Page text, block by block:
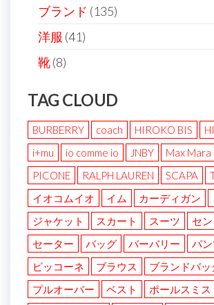
ブランド (135)
洋服 (41)
靴(8)
TAG CLOUD
BURBERRY coach HIROKO BIS
i+mu
io comme io JNBY Max Mara
PICONE
RALPH LAUREN SCAPA
イオコムイオ
イム カーディガン
ジャケット
スカート スーツ
セ
セーター
バッグ バーバリー パ
ピッコーネ
ブラウス
ブランドバッ
プルオーバー
ベスト ポールスミス